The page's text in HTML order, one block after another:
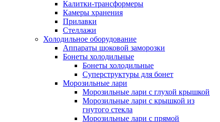
Калитки-трансформеры
Камеры хранения
Прилавки
Стеллажи
Холодильное оборудование
Аппараты шоковой заморозки
Бонеты холодильные
Бонеты холодильные
Суперструктуры для бонет
Морозильные лари
Морозильные лари с глухой крышкой
Морозильные лари с крышкой из
гнутого стекла
Морозильные лари с прямой